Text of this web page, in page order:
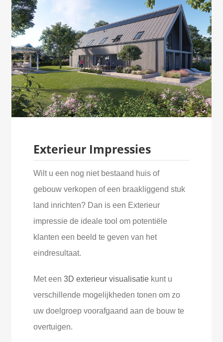
Exterieur Impressies
Wilt u een nog niet bestaand huis of
gebouw verkopen of een braakliggend stuk
land inrichten? Dan is een Exterieur
impressie de ideale tool om potentiële
klanten een beeld te geven van het
eindresultaat.
Met een3D exterieur visualisatie kunt u
verschillende mogelijkheden tonen om zo
uw doelgroep voorafgaand aan de bouw te
overtuigen.